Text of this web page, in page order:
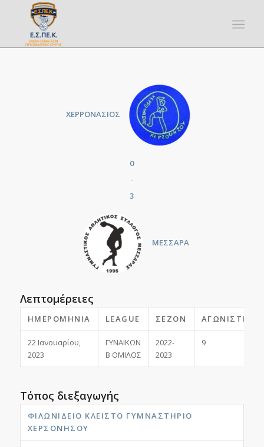
ΧΕΡΡΟΝΑΣΙΟΣ
0
-
3
ΜΕΣΣΑΡΑ
Λεπτομέρειες
ΗΜΕΡΟΜΗΝΊΑ LEAGUE ΣΕΖΌΝ ΑΓΩΝΙΣΤΙΚΉ
22 Ιανουαρίου,
2023
ΓΥΝΑΙΚΩΝ
Β ΟΜΙΛΟΣ
2022-
2023
9
Τόπος διεξαγωγής
ΦΙΛΩΝΊΔΕΙΟ ΚΛΕΙΣΤΌ ΓΥΜΝΑΣΤΉΡΙΟ
ΧΕΡΣΟΝΉΣΟΥ